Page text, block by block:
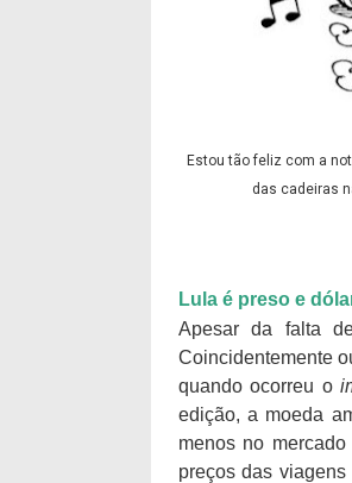
Estou tão feliz com a
das cadeiras
Lula é preso e
Apesar da falta
Coincidentemente
quando ocorreu o
edição, a moeda
menos no
preços das